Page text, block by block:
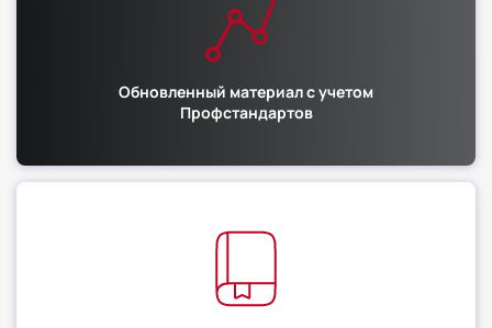
Обновленный материал с учетом
Профстандартов